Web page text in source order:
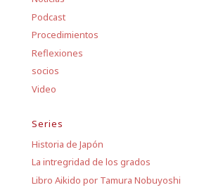
Podcast
Procedimientos
Reflexiones
socios
Video
Series
Historia de Japón
La intregridad de los grados
Libro Aikido por Tamura Nobuyoshi